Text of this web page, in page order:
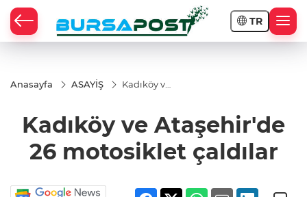
TR
Anasayfa ASAYİŞ
Kadıköy ve
motosiklet
çaldılar
Kadıköy ve Ataşehir'de
26 motosiklet çaldılar